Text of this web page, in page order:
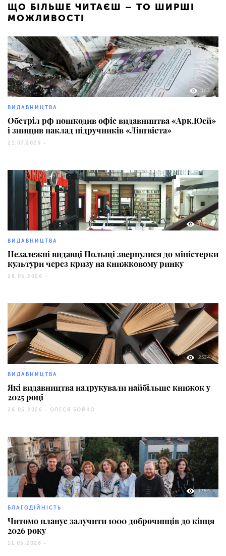
ЩО БІЛЬШЕ ЧИТАЄШ – ТО ШИРШІ
МОЖЛИВОСТІ
163
ВИДАВНИЦТВА
Обстріл рф пошкодив офіс видавництва «Арк.Юей»
і знищив наклад підручників «Лінгвіста»
21.07.2026 -
1084
ВИДАВНИЦТВА
Незалежні видавці Польщі звернулися до міністерки
культури через кризу на книжковому ринку
28.05.2026 -
2534
ВИДАВНИЦТВА
Які видавництва надрукували найбільше книжок у
2025 році
26.05.2026 - ОЛЕСЯ БОЙКО
1384
БЛАГОДІЙНІСТЬ
Читомо планує залучити 1000 доброчинців до кінця
2026 року
11.05.2026 -